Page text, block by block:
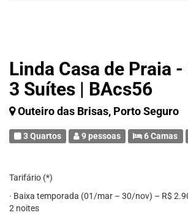
Linda Casa de Praia
3 Suítes | BAcs56
Outeiro das Brisas, Porto Seguro
3 Quartos 9 pessoas 6 Camas
Tarifário (*)
· Baixa temporada (01/mar – 30/nov) – R$
2 noites